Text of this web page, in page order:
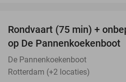
Rondvaart (75 min) +
op De Pannenkoekenboot
De Pannenkoekenboot
Rotterdam (+2 locaties)